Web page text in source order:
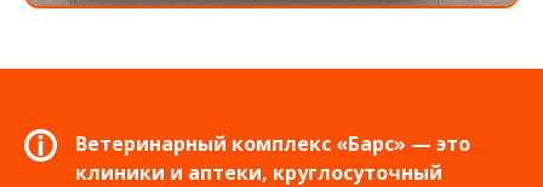
Ветеринарный комплекс «Барс» — это
клиники и аптеки, круглосуточный